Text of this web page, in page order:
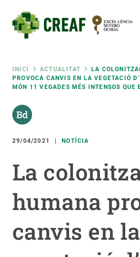
contingut
Fil
d'ariadna
INICI ACTUALITAT
LA
PROVOCA CANVIS EN LA VEGETACIÓ
MÓN 11 VEGADES MÉS INTENSOS QUE
29/04/2021 NOTÍCIA
La
humana
canvis en la
RRSS
Featured
responsive
Responsive
menu
RECERCA
CIÈNCIA EN ACCIÓ